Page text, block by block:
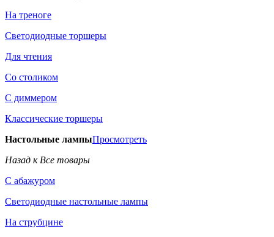
На треноге
Светодиодные торшеры
Для чтения
Со столиком
С диммером
Классические торшеры
Настольные лампыПросмотреть
Назад к Все товары
С абажуром
Светодиодные настольные лампы
На струбцине